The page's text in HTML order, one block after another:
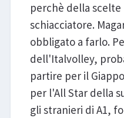
perchè della
schiacciatore.
obbligato a farlo.
dell'Italvolley,
partire per il
per l'All Star della
gli stranieri di A1,